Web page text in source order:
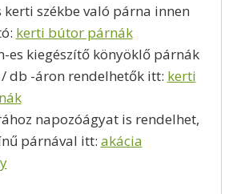
székbe való párna innen
kerti bútor párnák
es kiegészítő könyöklő párnák
/ db -áron rendelhetők itt: kerti
napozóágyat is rendelhet,
párnával itt: akácia